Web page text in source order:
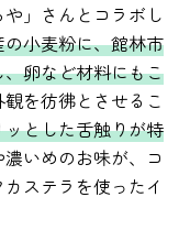
」さんとコラボし
小麦粉に、館林市
卵など材料にもこ
を彷彿とさせるこ
とした舌触りが特
いめのお味が、コ
ステラを使ったイ